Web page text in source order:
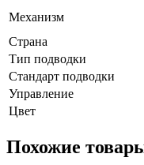
Механизм
Страна
Тип подводки
Стандарт подводки
Управление
Цвет
Похожие